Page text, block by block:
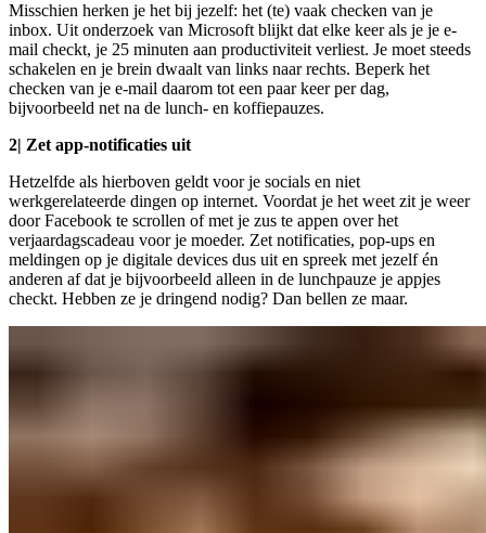
Misschien herken je het bij jezelf: het (te) vaak checken van je
inbox. Uit onderzoek van Microsoft blijkt dat elke keer als je je e-
mail checkt, je 25 minuten aan productiviteit verliest. Je moet steeds
schakelen en je brein dwaalt van links naar rechts. Beperk het
checken van je e-mail daarom tot een paar keer per dag,
bijvoorbeeld net na de lunch- en koffiepauzes.
2| Zet app-notificaties uit
Hetzelfde als hierboven geldt voor je socials en niet
werkgerelateerde dingen op internet. Voordat je het weet zit je weer
door Facebook te scrollen of met je zus te appen over het
verjaardagscadeau voor je moeder. Zet notificaties, pop-ups en
meldingen op je digitale devices dus uit en spreek met jezelf én
anderen af dat je bijvoorbeeld alleen in de lunchpauze je appjes
checkt. Hebben ze je dringend nodig? Dan bellen ze maar.